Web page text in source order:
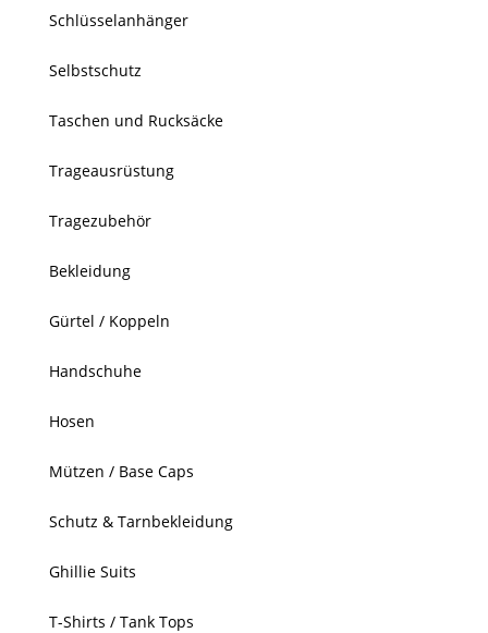
Schlüsselanhänger
Selbstschutz
Taschen und Rucksäcke
Trageausrüstung
Tragezubehör
Bekleidung
Gürtel / Koppeln
Handschuhe
Hosen
Mützen / Base Caps
Schutz & Tarnbekleidung
Ghillie Suits
T-Shirts / Tank Tops